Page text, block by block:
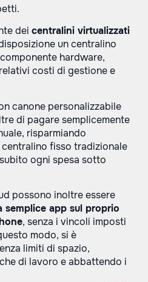
dei centralini virtualizzati
un centralino
hardware,
costi di gestione e
canone personalizzabile
di pagare semplicemente
risparmiando
fisso tradizionale
ogni spesa sotto
possono inoltre essere
semplice app sul proprio
, senza i vincoli imposti
modo, si è
limiti di spazio,
di lavoro e abbattendo i